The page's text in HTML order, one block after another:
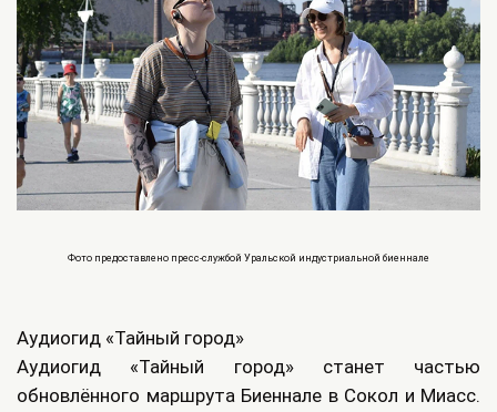
Фото предоставлено пресс-службой Уральской индустриальной биеннале
Аудиогид «Тайный город»
Аудиогид «Тайный город» станет частью
обновлённого маршрута Биеннале в Сокол и Миасс.